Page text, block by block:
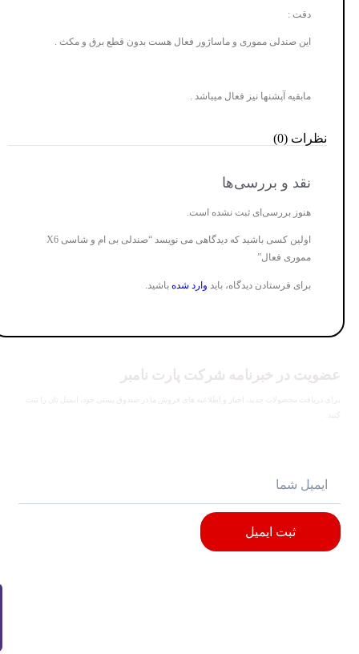
دقت :
این صندلی مموری و ماساژور فعال هست بدون قطع برق و مکث .
مابقیه آپشنها نیز فعال میباشد .
نظرات (0)
نقد و بررسی‌ها
هنوز بررسی‌ای ثبت نشده است.
اولین کسی باشید که دیدگاهی می نویسد “صندلی بی ام و شاسی X6
مموری فعال”
برای فرستادن دیدگاه، باید وارد شده باشید.
عضویت در خبرنامه شرکت پارت نامبر
برای دریافت محصولات جدید، اخبار و اطلاعیه های فروش ما در صندوق پستی خود، ایمیل تان را ثبت
کنید.
ثبت ایمیل